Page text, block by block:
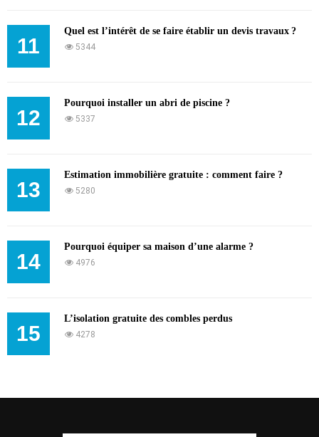
11
Quel est l’intérêt de se faire établir un devis travaux ?
5344
12
Pourquoi installer un abri de piscine ?
5337
13
Estimation immobilière gratuite : comment faire ?
5280
14
Pourquoi équiper sa maison d’une alarme ?
4976
15
L’isolation gratuite des combles perdus
4278